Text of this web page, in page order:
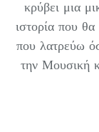
κρύβει μια
ιστορία που θα
που λατρεύω
την Μουσική